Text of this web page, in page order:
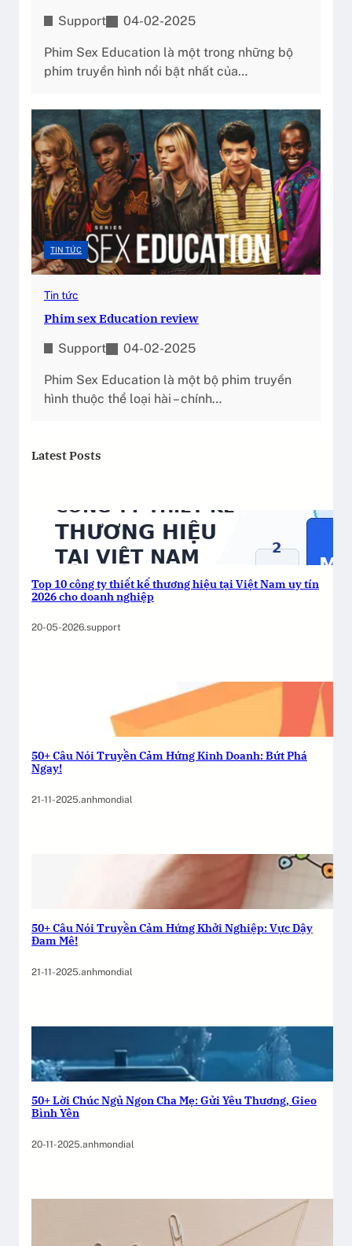
Support 04-02-2025
Phim Sex Education là một trong những bộ
phim truyền hình nổi bật nhất của…
TIN TỨC
Tin tức
Phim sex Education review
Support 04-02-2025
Phim Sex Education là một bộ phim truyền
hình thuộc thể loại hài – chính…
Latest Posts
Top 10 công ty thiết kế thương hiệu tại Việt Nam uy tín
2026 cho doanh nghiệp
20-05-2026.support
50+ Câu Nói Truyền Cảm Hứng Kinh Doanh: Bứt Phá
Ngay!
21-11-2025.anhmondial
50+ Câu Nói Truyền Cảm Hứng Khởi Nghiệp: Vực Dậy
Đam Mê!
21-11-2025.anhmondial
50+ Lời Chúc Ngủ Ngon Cha Mẹ: Gửi Yêu Thương, Gieo
Bình Yên
20-11-2025.anhmondial